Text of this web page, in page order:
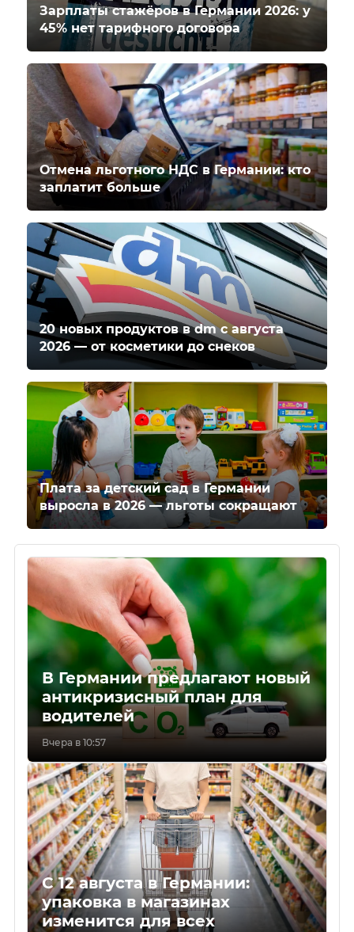
Зарплаты стажёров в Германии 2026: у
45% нет тарифного договора
Отмена льготного НДС в Германии: кто
заплатит больше
20 новых продуктов в dm с августа
2026 — от косметики до снеков
Плата за детский сад в Германии
выросла в 2026 — льготы сокращают
В Германии предлагают новый
антикризисный план для
водителей
Вчера в 10:57
С 12 августа в Германии:
упаковка в магазинах
изменится для всех